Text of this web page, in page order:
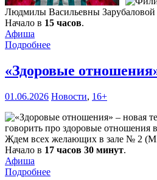
Людмилы Васильевны Зарубаловой
Начало в 15 часов.
Афиша
Подробнее
«Здоровые
01.06.2026 Новости, 16+
говорить про здоровые отношения
Ждем всех желающих в зале № 2
Начало в 17 часов 30 минут.
Афиша
Подробнее